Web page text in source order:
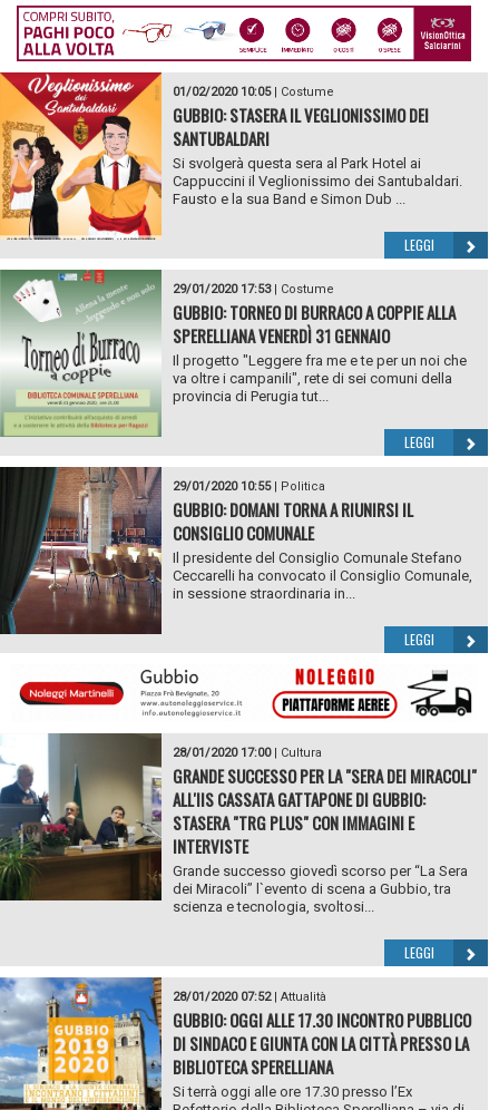
01/02/2020 10:05| Costume
GUBBIO: STASERA IL VEGLIONISSIMO DEI
SANTUBALDARI
Si svolgerà questa sera al Park Hotel ai
Cappuccini il Veglionissimo dei Santubaldari.
Fausto e la sua Band e Simon Dub ...
LEGGI
29/01/2020 17:53| Costume
GUBBIO: TORNEO DI BURRACO A COPPIE ALLA
SPERELLIANA VENERDÌ 31 GENNAIO
Il progetto "Leggere fra me e te per un noi che
va oltre i campanili", rete di sei comuni della
provincia di Perugia tut...
LEGGI
29/01/2020 10:55| Politica
GUBBIO: DOMANI TORNA A RIUNIRSI IL
CONSIGLIO COMUNALE
Il presidente del Consiglio Comunale Stefano
Ceccarelli ha convocato il Consiglio Comunale,
in sessione straordinaria in...
LEGGI
28/01/2020 17:00| Cultura
GRANDE SUCCESSO PER LA "SERA DEI MIRACOLI"
ALL'IIS CASSATA GATTAPONE DI GUBBIO:
STASERA "TRG PLUS" CON IMMAGINI E
INTERVISTE
Grande successo giovedì scorso per “La Sera
dei Miracoli” l`evento di scena a Gubbio, tra
scienza e tecnologia, svoltosi...
LEGGI
28/01/2020 07:52| Attualità
GUBBIO: OGGI ALLE 17.30 INCONTRO PUBBLICO
DI SINDACO E GIUNTA CON LA CITTÀ PRESSO LA
BIBLIOTECA SPERELLIANA
Si terrà oggi alle ore 17.30 presso l’Ex